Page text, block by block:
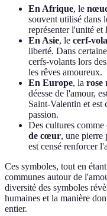
En Afrique, le
souvent utilisé dans
représenter l'unité et
En Asie, le cerf-
liberté. Dans
cerfs-volants lors
les rêves amoureux.
En Europe, la rose
déesse de l'amour,
Saint-Valentin et est
passion.
Des cultures comme
de cœur, une pierre
est censé renforcer
Ces symboles, tout en
communes autour de
diversité des symboles
humaines et la manière
entier.